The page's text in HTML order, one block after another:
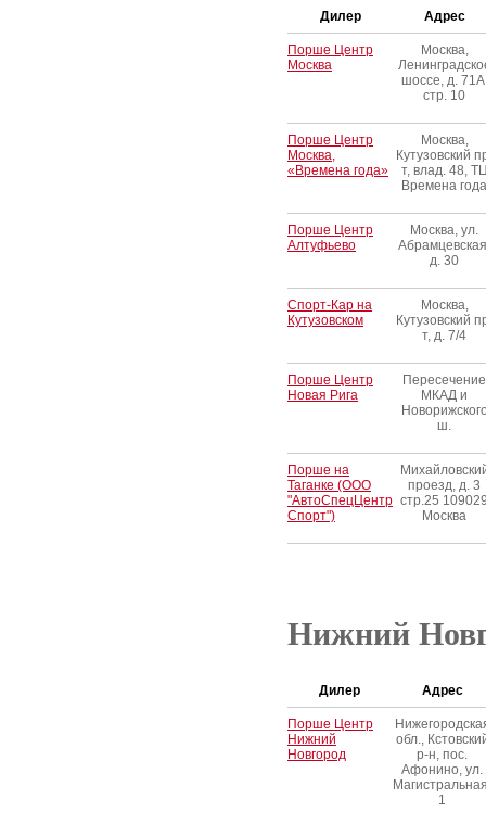
Дилер Адрес
Порше Центр
Москва
Москва,
шоссе, д.
стр. 10
Порше Центр
Москва,
«Времена года»
Москва,
Кутузовский
т, влад. 48,
Времена года
Порше Центр
Алтуфьево
Москва, ул.
д. 30
Спорт-Кар на
Кутузовском
Москва,
Кутузовский
т, д. 7/4
Порше Центр
Новая Рига
Пересечение
МКАД и
ш.
Порше на
Таганке (ООО
"АвтоСпецЦентр
Спорт")
проезд, д. 3
стр.25
Москва
Нижний
Дилер Адрес
Порше Центр
Нижний
Новгород
обл.,
р-н, пос.
Афонино, ул.
1